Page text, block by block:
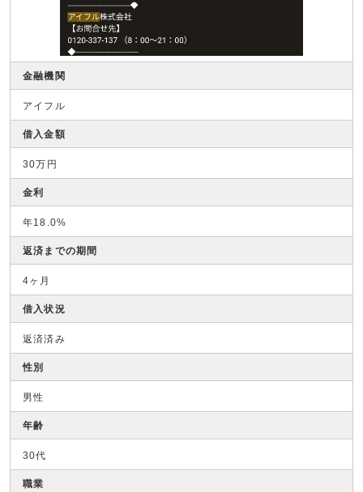
金融機関
アイフル
借入金額
30万円
金利
年18.0%
返済までの期間
4ヶ月
借入状況
返済済み
性別
男性
年齢
30代
職業